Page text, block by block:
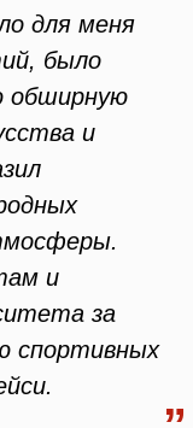
для меня
было
обширную
и
и
за
спортивных